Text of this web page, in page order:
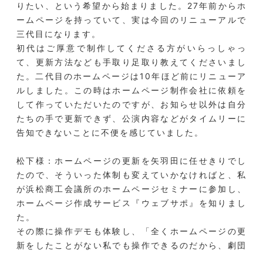
りたい、という希望から始まりました。27年前からホ
ームページを持っていて、実は今回のリニューアルで
三代目になります。
初代はご厚意で制作してくださる方がいらっしゃっ
て、更新方法なども手取り足取り教えてくださいまし
た。二代目のホームページは10年ほど前にリニューア
ルしました。この時はホームページ制作会社に依頼を
して作っていただいたのですが、お知らせ以外は自分
たちの手で更新できず、公演内容などがタイムリーに
告知できないことに不便を感じていました。
松下様：ホームページの更新を矢羽田に任せきりでし
たので、そういった体制も変えていかなければと、私
が浜松商工会議所のホームページセミナーに参加し、
ホームページ作成サービス『ウェブサポ』を知りまし
た。
その際に操作デモも体験し、「全くホームページの更
新をしたことがない私でも操作できるのだから、劇団